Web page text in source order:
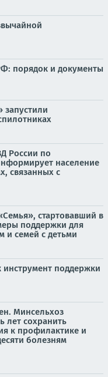
порядок и документы
запустили
России по
население
связанных с
стартовавший в
поддержки для
и семей с детьми
поддержки
Минсельхоз
лет сохранить
к профилактике и
болезням